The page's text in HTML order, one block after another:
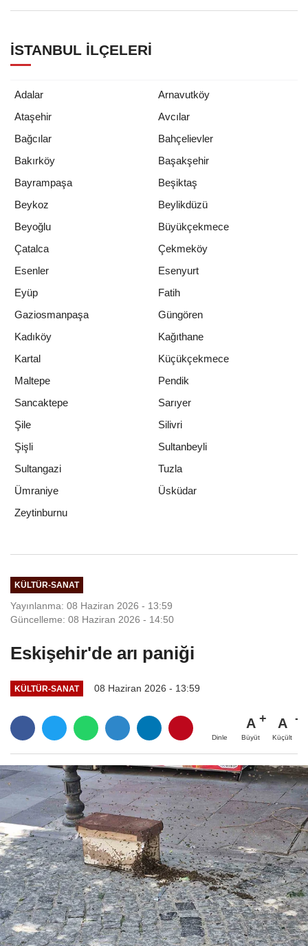
İSTANBUL İLÇELERI
Adalar
Arnavutköy
Ataşehir
Avcılar
Bağcılar
Bahçelievler
Bakırköy
Başakşehir
Bayrampaşa
Beşiktaş
Beykoz
Beylikdüzü
Beyoğlu
Büyükçekmece
Çatalca
Çekmeköy
Esenler
Esenyurt
Eyüp
Fatih
Gaziosmanpaşa
Güngören
Kadıköy
Kağıthane
Kartal
Küçükçekmece
Maltepe
Pendik
Sancaktepe
Sarıyer
Şile
Silivri
Şişli
Sultanbeyli
Sultangazi
Tuzla
Ümraniye
Üsküdar
Zeytinburnu
KÜLTÜR-SANAT
Yayınlanma: 08 Haziran 2026 - 13:59
Güncelleme: 08 Haziran 2026 - 14:50
Eskişehir'de arı paniği
KÜLTÜR-SANAT 08 Haziran 2026 - 13:59
Dinle
A
Büyüt
A
Küçült